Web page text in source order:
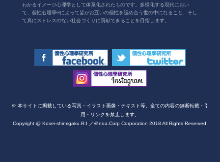
わかるイメージ心理学として体系化されたものです。多様化する現代におい
て、個性心理學®によって皆がお互いの個性を認め合う世の中になること、そし
て真にストレスのない社会づくりに貢献できることを目指します。
※ 本サイトに掲載している写真・イラスト画像・テキスト等、全ての内容の無断転載・引
用・リンクを禁止します。
Copyright @ Kosei-shinrigaku.R.I ／＠noa.Corp Corporation 2018 All Rights Reserved.